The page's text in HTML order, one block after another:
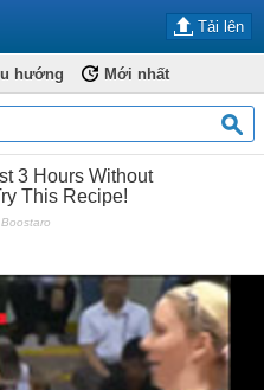
Tải lên
hướng Mới nhất